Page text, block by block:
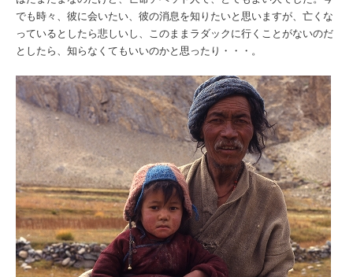
でも時々、彼に会いたい、彼の消息を知りたいと思いますが、亡くな
っているとしたら悲しいし、このままラダックに行くことがないのだ
としたら、知らなくてもいいのかと思ったり・・・。